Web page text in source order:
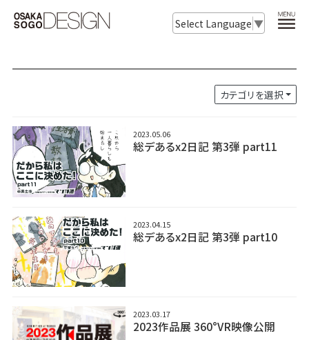
Select Language ▼
カテゴリを選択
2023.05.06
総デあるx2日記 第3弾 part11
2023.04.15
総デあるx2日記 第3弾 part10
2023.03.17
2023作品展 360°VR映像公開